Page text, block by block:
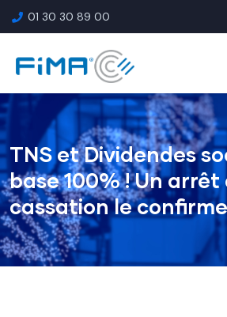
01 30 30 89 00
TNS et Dividendes
base 100% ! Un arrêt
cassation le confirme